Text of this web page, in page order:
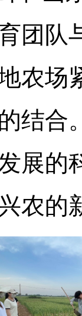
团队
农场
结合
展的
农的